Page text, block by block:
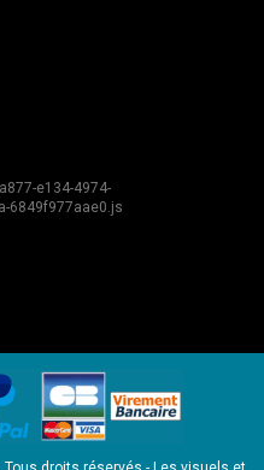
e134-4974-
6849f977aae0.js